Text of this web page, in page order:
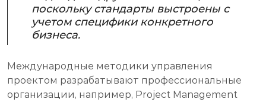
поскольку стандарты выстроены с
учетом специфики конкретного
бизнеса.
Международные методики управления
проектом разрабатывают профессиональные
организации, например, Project Management